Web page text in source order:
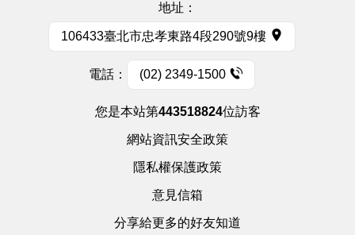
地址：
106433臺北市忠孝東路4段290號9樓
電話： (02) 2349-1500
您是本站第443518824位訪客
網站資訊安全政策
隱私權保護政策
意見信箱
分享給更多的好友知道